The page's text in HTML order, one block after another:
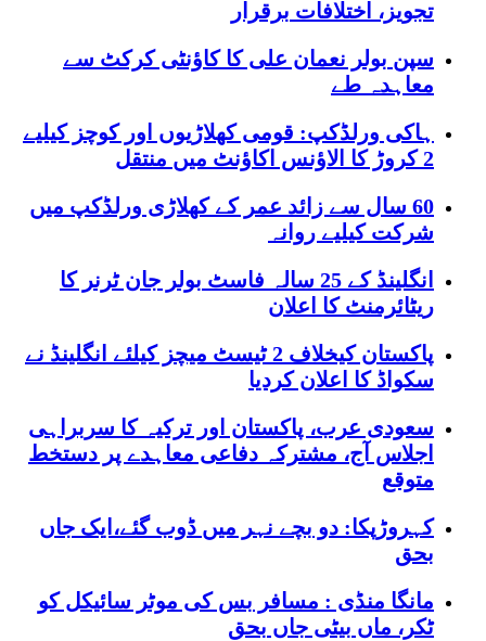
تجویز، اختلافات برقرار
سپن بولر نعمان علی کا کاؤنٹی کرکٹ سے
معاہدہ طے
ہاکی ورلڈکپ: قومی کھلاڑیوں اور کوچز کیلیے
2 کروڑ کا الاؤنس اکاؤنٹ میں منتقل
60 سال سے زائد عمر کے کھلاڑی ورلڈکپ میں
شرکت کیلیے روانہ
انگلینڈ کے 25 سالہ فاسٹ بولر جان ٹرنر کا
ریٹائرمنٹ کا اعلان
پاکستان کیخلاف 2 ٹیسٹ میچز کیلئے انگلینڈ نے
سکواڈ کا اعلان کردیا
سعودی عرب، پاکستان اور ترکیہ کا سربراہی
اجلاس آج، مشترکہ دفاعی معاہدے پر دستخط
متوقع
کہروڑپکا: دو بچے نہر میں ڈوب گئے،ایک جاں
بحق
مانگا منڈی : مسافر بس کی موٹر سائیکل کو
ٹکر، ماں بیٹی جاں بحق